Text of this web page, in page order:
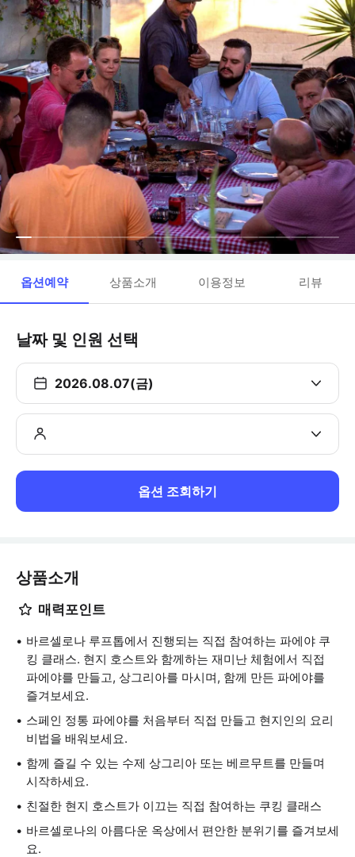
옵션예약 상품소개 이용정보 리뷰
날짜 및 인원 선택
2026.08.07(금)
옵션 조회하기
상품소개
매력포인트
바르셀로나 루프톱에서 진행되는 직접 참여하는 파에야 쿠
킹 클래스. 현지 호스트와 함께하는 재미난 체험에서 직접
파에야를 만들고, 상그리아를 마시며, 함께 만든 파에야를
즐겨보세요.
스페인 정통 파에야를 처음부터 직접 만들고 현지인의 요리
비법을 배워보세요.
함께 즐길 수 있는 수제 상그리아 또는 베르무트를 만들며
시작하세요.
친절한 현지 호스트가 이끄는 직접 참여하는 쿠킹 클래스
바르셀로나의 아름다운 옥상에서 편안한 분위기를 즐겨보세
요.